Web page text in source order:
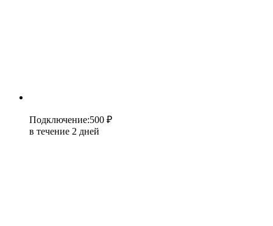
Подключение:500 ₽
в течение 2 дней